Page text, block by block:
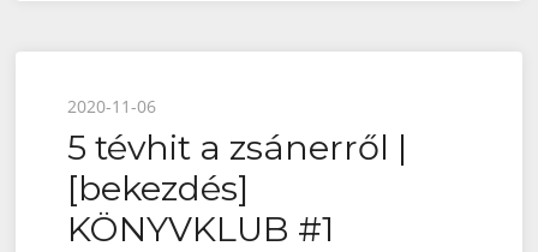
Posted
on
2020-11-06
5 tévhit a zsánerről |
[bekezdés]
KÖNYVKLUB #1